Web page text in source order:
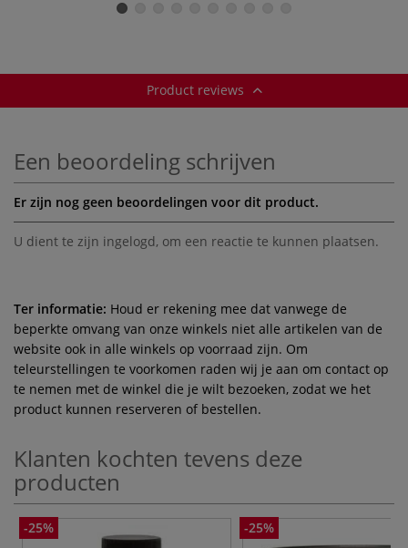
Product reviews
Een beoordeling schrijven
Er zijn nog geen beoordelingen voor dit product.
U dient te zijn ingelogd, om een reactie te kunnen plaatsen.
Ter informatie: Houd er rekening mee dat vanwege de
beperkte omvang van onze winkels niet alle artikelen van de
website ook in alle winkels op voorraad zijn. Om
teleurstellingen te voorkomen raden wij je aan om contact op
te nemen met de winkel die je wilt bezoeken, zodat we het
product kunnen reserveren of bestellen.
Klanten kochten tevens deze
producten
-25% -25%